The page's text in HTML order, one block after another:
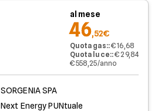
al mese
46,52€
Quota gas::€ 16,68
Quota luce::€ 29,84
€ 558,25/anno
SORGENIA SPA
Next Energy PUNtuale